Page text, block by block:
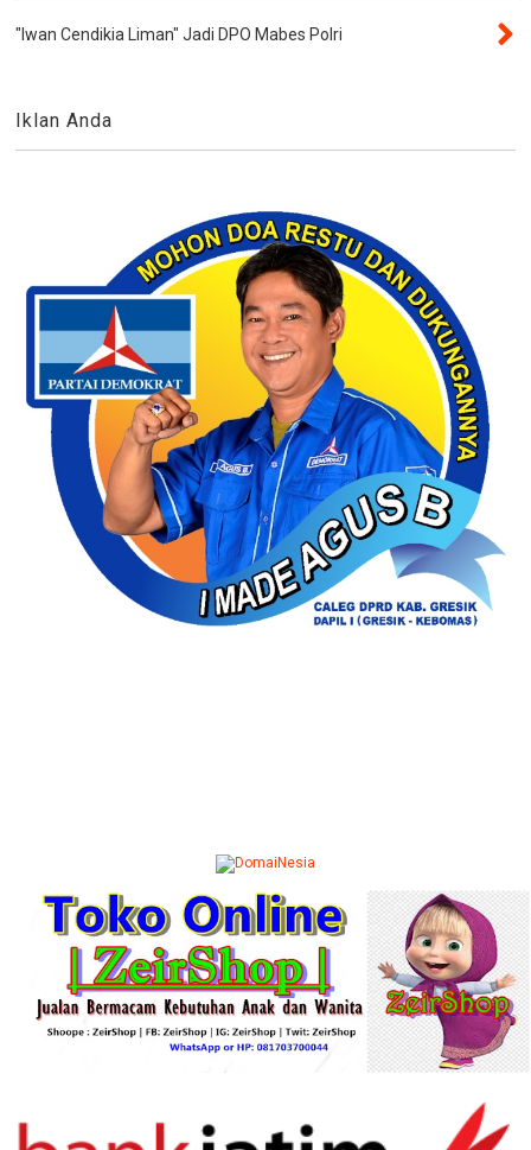
"Iwan Cendikia Liman" Jadi DPO Mabes Polri
Iklan Anda